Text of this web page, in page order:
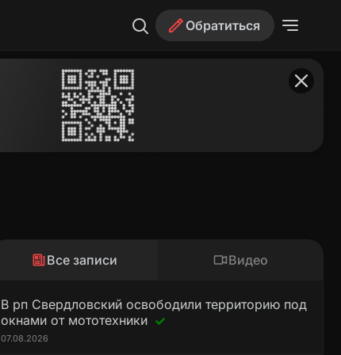
Обратиться
Все записи Видео
В рп Свердловский освободили территорию под
окнами от мототехники
07.08.2026